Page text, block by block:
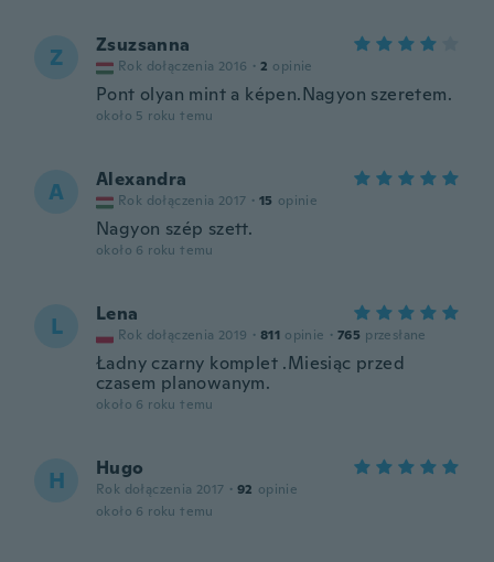
Z Zsuzsanna
Rok dołączenia 2016 · 2 opinie
Pont olyan mint a képen.Nagyon szeretem.
około 5 roku temu
A Alexandra
Rok dołączenia 2017 · 15 opinie
Nagyon szép szett.
około 6 roku temu
L Lena
Rok dołączenia 2019 · 811 opinie · 765 przesłane
Ładny czarny komplet .Miesiąc przed
czasem planowanym.
około 6 roku temu
H Hugo
Rok dołączenia 2017 · 92 opinie
około 6 roku temu